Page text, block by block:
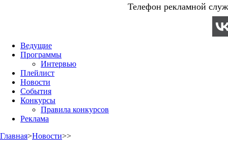
Телефон рекламной
Ведущие
Программы
Интервью
Плейлист
Новости
События
Конкурсы
Правила конкурсов
Реклама
Главная>Новости>>